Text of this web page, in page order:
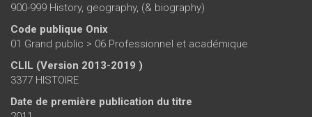
900-999 History, geography, (& biography)
Code publique Onix
01 Grand public > 06 Professionnel et académique
CLIL (Version 2013-2019 )
3377 HISTOIRE
Date de première publication du titre